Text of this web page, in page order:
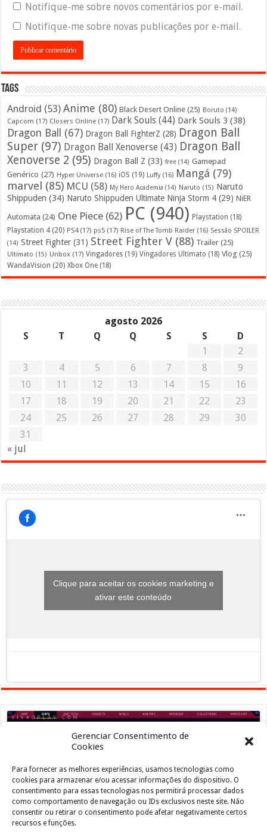
Gerenciar Consentimento de
Cookies
Para fornecer as melhores experiências, usamos tecnologias como
cookies para armazenar e/ou acessar informações do dispositivo. O
consentimento para essas tecnologias nos permitirá processar dados
como comportamento de navegação ou IDs exclusivos neste site. Não
consentir ou retirar o consentimento pode afetar negativamente certos
recursos e funções.
Notifique-me sobre novos comentários por e-mail.
Notifique-me sobre novas publicações por e-mail.
Tags
Android (53) Anime (80) Black Desert Online (25) Boruto (14)
Capcom (17) Closers Online (17) Dark Souls (44) Dark Souls 3 (38)
Dragon Ball (67) Dragon Ball FighterZ (28) Dragon Ball
Super (97) Dragon Ball Xenoverse (43) Dragon Ball
Xenoverse 2 (95) Dragon Ball Z (33) free (14) Gamepad
Genérico (27) Hyper Universe (16) iOS (19) Luffy(16) Mangá (79)
marvel (85) MCU (58) My Hero Academia (14) Naruto (15) Naruto
Shippuden (34) Naruto Shippuden Ultimate Ninja Storm 4 (29) NiER
Automata (24) One Piece (62) PC (940) Playstation (18)
Playstation 4 (20) PS4(17) ps5 (17) Rise of The Tomb Raider (16) Sessão SPOILER
(14) Street Fighter (31) Street Fighter V (88) Trailer (25)
Ultimato (15) Unbox (17) Vingadores (19) Vingadores Ultimato (18) Vlog (25)
WandaVision (20) Xbox One (18)
agosto 2026
S
T Q Q S S
D
1
2
3
4 5 6 7 8
9
10
11 12 13 14 15
16
17
18 19 20 21 22
23
24
25 26 27 28 29
30
31
« jul
Clique para aceitar os cookies marketing e
ativar este conteúdo
Clique para aceitar os cookies marketing e
ativar este conteúdo